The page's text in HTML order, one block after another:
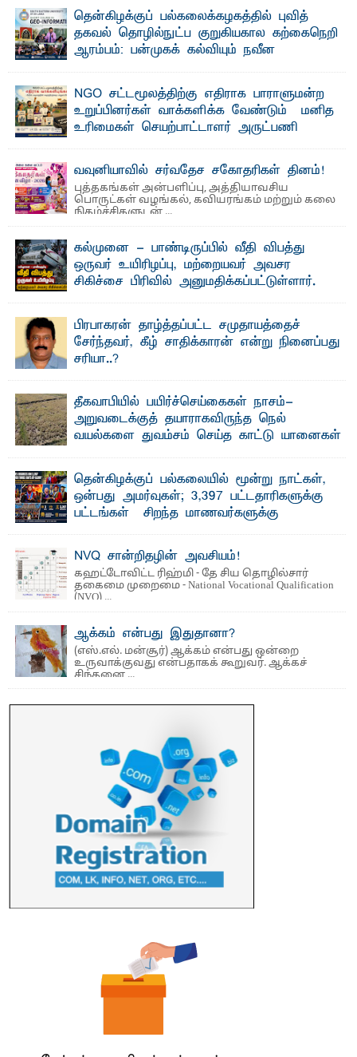
"ஒ ரு மாணவனின் அல்லது மாணவியின் கனவு என்னால்
கலைக்கப்படாது" என்ற உறுதியை ஒவ்வொரு மாணவரும் ...
தென்கிழக்குப் பல்கலைக்கழகத்தில் புவித்
தகவல் தொழில்நுட்ப குறுகியகால கற்கைநெறி
ஆரம்பம்: பன்முகக் கல்வியும் நவீன
பேராசிரியர் எம். எம். பாஸில்
தெ ன்கிழக்குப் பல்கலைக்கழகத்தின் கலை மற்றும் கலாசார
பீடத்தின் புவியியல் துறையினால் ...
NGO சட்டமூலத்திற்கு எதிராக பாராளுமன்ற
உறுப்பினர்கள் வாக்களிக்க வேண்டும் – மனித
உரிமைகள் செயற்பாட்டாளர் அருட்பணி
ஜே. எப். காமிலா பேகம்- இ லங்கை அரசாங்கம் அரசுசாரா
அமைப்புகள் (NGO) தொடர்பான புதிய சட்டமூலத்தை ...
வவுனியாவில் சர்வதேச சகோதரிகள் தினம்!
புத்தகங்கள் அன்பளிப்பு, அத்தியாவசிய
பொருட்கள் வழங்கல், கவியரங்கம் மற்றும் கலை
நிகழ்ச்சிகளுடன் ...
கல்முனை - பாண்டிருப்பில் வீதி விபத்து
ஒருவர் உயிரிழப்பு, மற்றையவர் அவசர
சிகிச்சை பிரிவில் அனுமதிக்கப்பட்டுள்ளார்.
பாண்டிருப்பு ...பிரபாகரன் தாழ்த்தப்பட்ட சமுதாயத்தைச்
சேர்ந்தவர், கீழ் சாதிக்காரன் என்று நினைப்பது
சரியா..?
தீகவாபியில் பயிர்ச்செய்கைகள் நாசம்-
அறுவடைக்குத் தயாராகவிருந்த நெல்
வயல்களை துவம்சம் செய்த காட்டு யானைகள்
காணப்பட்ட பல ...தென்கிழக்குப் பல்கலையில் மூன்று நாட்கள்,
ஒன்பது அமர்வுகள்; 3,397 பட்டதாரிகளுக்கு
பட்டங்கள் – சிறந்த மாணவர்களுக்கு
மற்றும் சிறப்புப் பரிசுகள்
எம்.வை. அமீர்- ஒ லுவிலில் அமைந்துள்ள தென்கிழக்குப்
பல்கலைக்கழகத்தின் 18ஆவது பொதுப் பட்டமளிப்பு விழா ...
NVQ சான்றிதழின் அவசியம்!
கஹட்டோவிட்ட ரிஹ்மி - தே சிய தொழில்சார்
தகைமை முறைமை - National Vocational Qualification
(NVQ) ...
ஆக்கம் என்பது இதுதானா?
(எஸ்.எல். மன்சூர்) ஆக்கம் என்பது ஒன்றை
உருவாக்குவது என்பதாகக் கூறுவர். ஆக்கச்
சிந்தனை ...